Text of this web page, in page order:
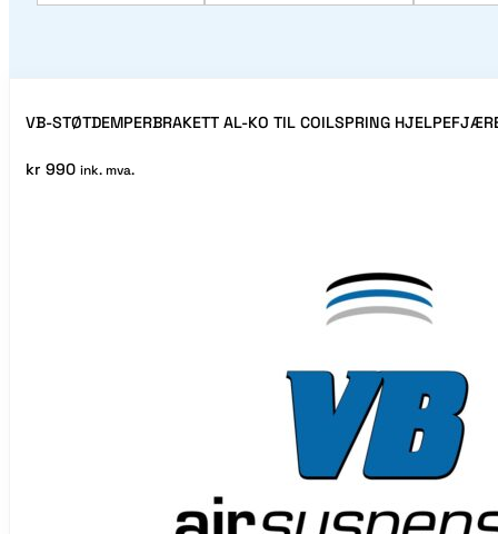
VB-STØTDEMPERBRAKETT AL-KO TIL COILSPRING
kr 990 ink. mva.